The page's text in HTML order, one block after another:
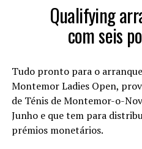
Qualifying
com seis
Tudo pronto para o
Montemor Ladies Open,
de Ténis de Montemor-o-
Junho e que tem para
prémios monetários.